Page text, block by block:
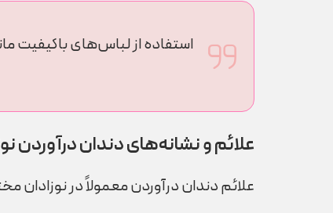
استفاده از لباس‌های باکیفیت
علائم و نشانه‌های دندان درآوردن
علائم دندان درآوردن معمولاً در نوزادان